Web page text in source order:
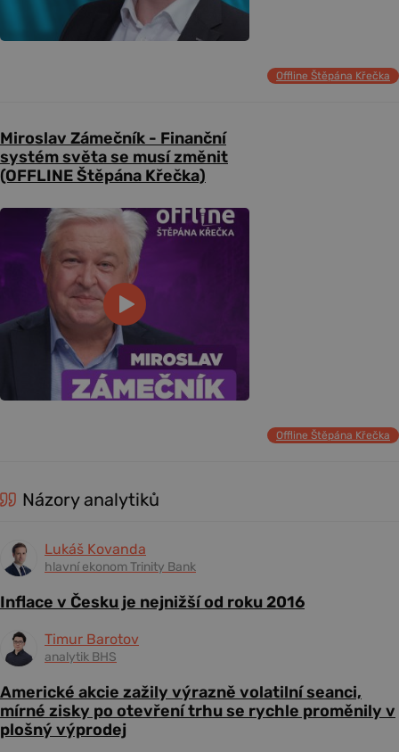
Offline Štěpána Křečka
Miroslav Zámečník - Finanční
systém světa se musí změnit
(OFFLINE Štěpána Křečka)
Offline Štěpána Křečka
Názory analytiků
Lukáš Kovanda
hlavní ekonom Trinity Bank
Inflace v Česku je nejnižší od roku 2016
Timur Barotov
analytik BHS
Americké akcie zažily výrazně volatilní seanci,
mírné zisky po otevření trhu se rychle proměnily v
plošný výprodej